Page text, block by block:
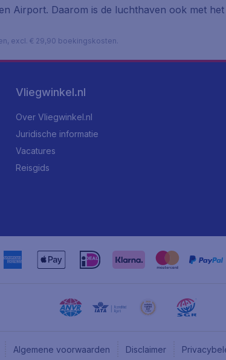
Airport. Daarom is de luchthaven ook met
excl. € 29,90 boekingskosten.
Vliegwinkel.nl
Over Vliegwinkel.nl
Juridische informatie
Vacatures
Reisgids
Algemene voorwaarden Disclaimer